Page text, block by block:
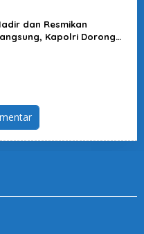
dan Resmikan
Kapolri Dorong